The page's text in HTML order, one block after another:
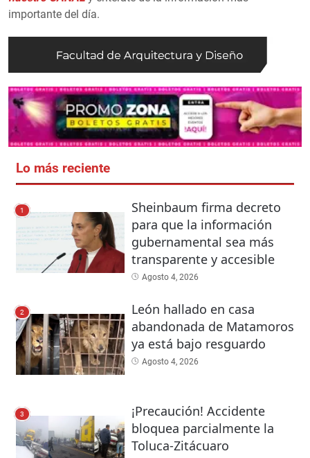
importante del día.
Lo más reciente
1
Sheinbaum firma decreto
para que la información
gubernamental sea más
transparente y accesible
Agosto 4, 2026
2
León hallado en casa
abandonada de Matamoros
ya está bajo resguardo
Agosto 4, 2026
3
¡Precaución! Accidente
bloquea parcialmente la
Toluca-Zitácuaro